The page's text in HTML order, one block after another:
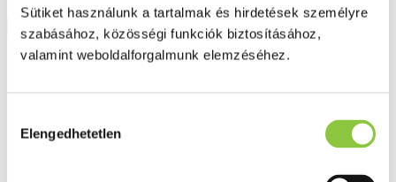
Sütiket használunk a tartalmak és hirdetések személyre
szabásához, közösségi funkciók biztosításához,
valamint weboldalforgalmunk elemzéséhez.
kiválasztása
Elengedhetetlen
Részletek